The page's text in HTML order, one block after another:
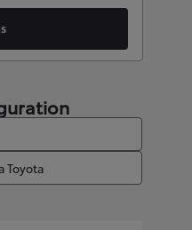
Toyota